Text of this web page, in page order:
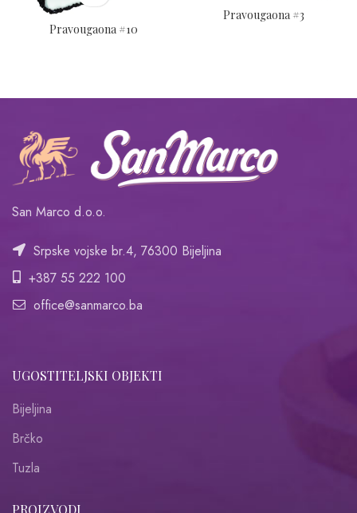
Pravougaona #10
Pravougaona #3
San Marco d.o.o.
Srpske vojske br.4, 76300 Bijeljina
+387 55 222 100
office@sanmarco.ba
UGOSTITELJSKI OBJEKTI
Bijeljina
Brčko
Tuzla
PROIZVODI